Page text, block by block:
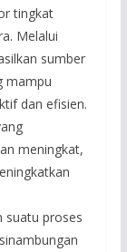
tingkat
Melalui
sumber
mampu
dan efisien.
meningkat,
suatu proses